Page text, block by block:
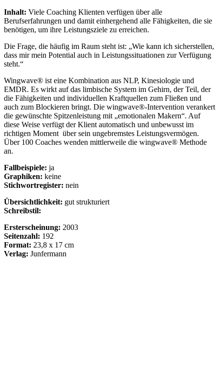
Inhalt: Viele Coaching Klienten verfügen über alle
Berufserfahrungen und damit einhergehend alle Fähigkeiten, die sie
benötigen, um ihre Leistungsziele zu erreichen.
Die Frage, die häufig im Raum steht ist: „Wie kann ich sicherstellen,
dass mir mein Potential auch in Leistungssituationen zur Verfügung
steht.“
Wingwave® ist eine Kombination aus NLP, Kinesiologie und
EMDR. Es wirkt auf das limbische System im Gehirn, der Teil, der
die Fähigkeiten und individuellen Kraftquellen zum Fließen und
auch zum Blockieren bringt. Die wingwave®-Intervention verankert
die gewünschte Spitzenleistung mit „emotionalen Makern“. Auf
diese Weise verfügt der Klient automatisch und unbewusst im
richtigen Moment über sein ungebremstes Leistungsvermögen.
Über 100 Coaches wenden mittlerweile die wingwave® Methode
an.
Fallbeispiele: ja
Graphiken: keine
Stichwortregister: nein
Übersichtlichkeit: gut strukturiert
Schreibstil:
Ersterscheinung: 2003
Seitenzahl: 192
Format: 23,8 x 17 cm
Verlag: Junfermann